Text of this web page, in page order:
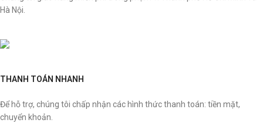
Hà Nội.
THANH TOÁN NHANH
Để hỗ trợ, chúng tôi chấp nhận các hình thức thanh toán: tiền mặt,
chuyển khoản.